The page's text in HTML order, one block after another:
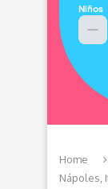
Home
Nápoles,